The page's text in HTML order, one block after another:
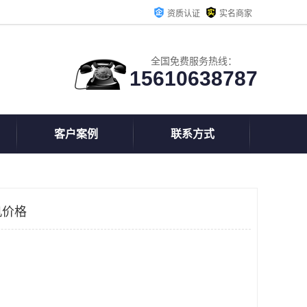
资质认证 实名商家
全国免费服务热线：
15610638787
客户案例 联系方式
格